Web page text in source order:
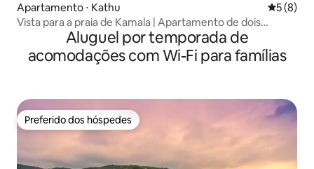
Apartamento ⋅ Kathu 5 de
5 (8)
Vista para a praia de Kamala | Apartamento de dois
quartos com vista incrível para o mar | Terraço
panorâmico + piscina privativa | Pôr do sol deslumbrante |
400 metros a pé da praia | A82
Aluguel por temporada de
acomodações com Wi-Fi para famílias
Preferido dos hóspedes
Preferido dos hóspedes